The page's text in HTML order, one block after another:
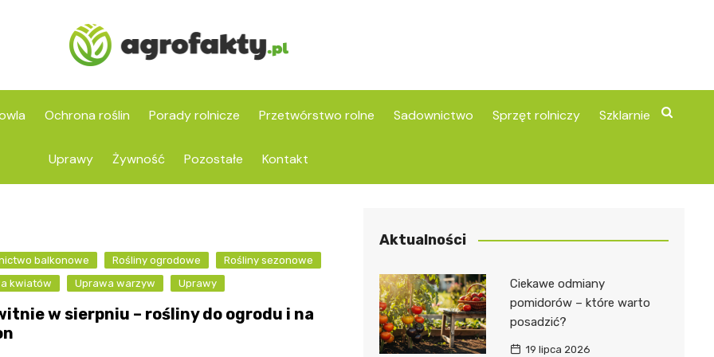
Ochrona roślin Porady rolnicze Przetwórstwo rolne Sadownictwo Sprzęt rolniczy Szklarnie
Uprawy Żywność Pozostałe Kontakt
balkonowe Rośliny ogrodowe
Rośliny sezonowe
kwiatów
Uprawa warzyw Uprawy
w sierpniu – rośliny do ogrodu i na
Aktualności
Ciekawe odmiany
pomidorów – które warto
posadzić?
19 lipca 2026